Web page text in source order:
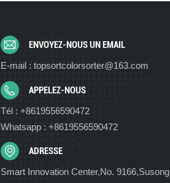
ENVOYEZ-NOUS UN EMAIL
E-mail : topsortcolorsorter@163.com
APPELEZ-NOUS
Tél : +8619556590472
Whatsapp : +8619556590472
ADRESSE
Smart Innovation Center,No. 9166,Susong